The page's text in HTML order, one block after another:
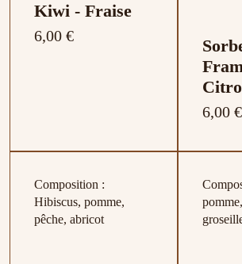
Kiwi - Fraise
6,00 €
6,00 €
Composition :
Hibiscus, pomme,
pêche, abricot